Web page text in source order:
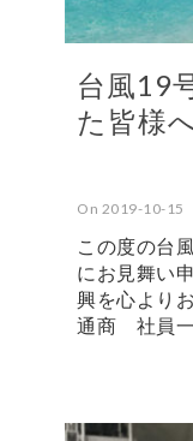
台風19
た皆様
On 2019-10-15
この度の台
にお見舞い
興を心より
通商 社員